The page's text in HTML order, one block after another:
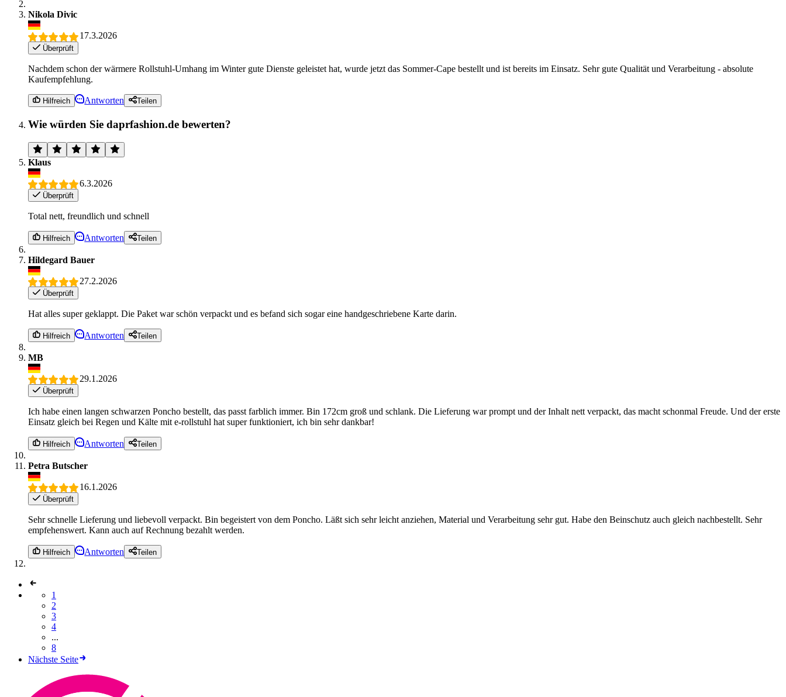
Nikola Divic
17.3.2026
Überprüft
Nachdem schon der wärmere Rollstuhl-Umhang im Winter gute Dienste geleistet hat, wurde jetzt das Sommer-Cape bestellt und ist bereits im Einsatz. Sehr gute Qualität und Verarbeitung - absolute
Kaufempfehlung.
Hilfreich Antworten Teilen
Wie würden Sie daprfashion.de bewerten?
Klaus
6.3.2026
Überprüft
Total nett, freundlich und schnell
Hilfreich Antworten Teilen
Hildegard Bauer
27.2.2026
Überprüft
Hat alles super geklappt. Die Paket war schön verpackt und es befand sich sogar eine handgeschriebene Karte darin.
Hilfreich Antworten Teilen
MB
29.1.2026
Überprüft
Ich habe einen langen schwarzen Poncho bestellt, das passt farblich immer. Bin 172cm groß und schlank. Die Lieferung war prompt und der Inhalt nett verpackt, das macht schonmal Freude. Und der erste
Einsatz gleich bei Regen und Kälte mit e-rollstuhl hat super funktioniert, ich bin sehr dankbar!
Hilfreich Antworten Teilen
Petra Butscher
16.1.2026
Überprüft
Sehr schnelle Lieferung und liebevoll verpackt. Bin begeistert von dem Poncho. Läßt sich sehr leicht anziehen, Material und Verarbeitung sehr gut. Habe den Beinschutz auch gleich nachbestellt. Sehr
empfehenswert. Kann auch auf Rechnung bezahlt werden.
Hilfreich Antworten Teilen
1
2
3
4
...
8
Nächste Seite